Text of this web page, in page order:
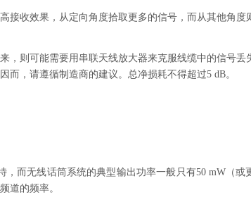
接收效果，从定向角度拾取更多的信号，而从其他角度
，则可能需要用串联天线放大器来克服线缆中的信号丢
而，请遵循制造商的建议。总净损耗不得超过5 dB。
，而无线话筒系统的典型输出功率一般只有50 mW（或
道的频率。